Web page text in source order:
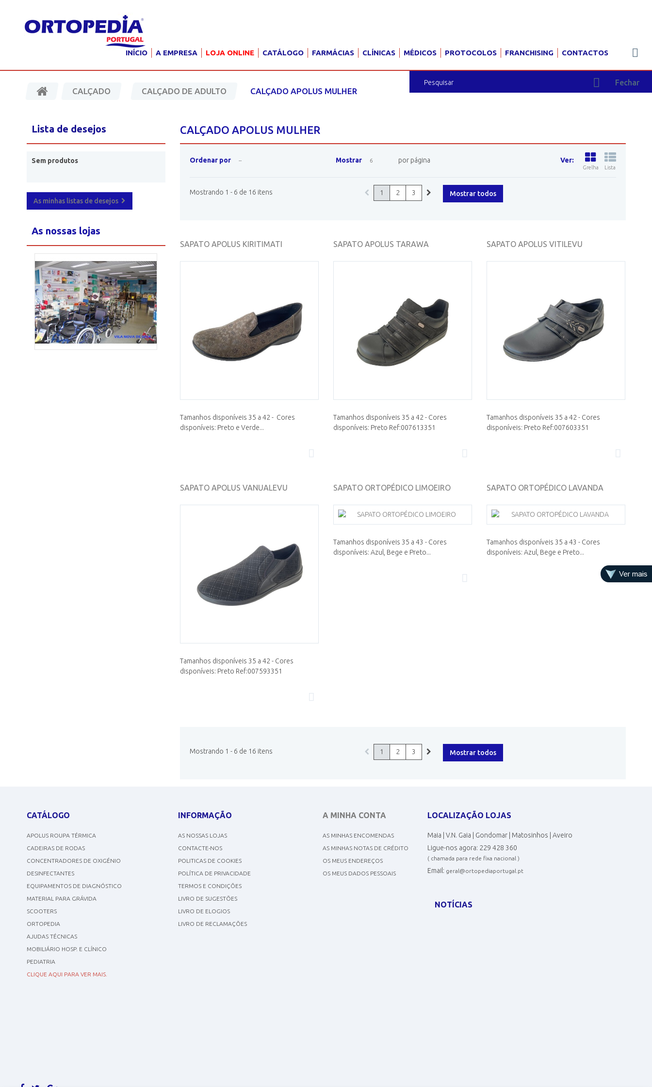
Fechar
INÍCIO A EMPRESA LOJA ONLINE CATÁLOGO FARMÁCIAS CLÍNICAS MÉDICOS PROTOCOLOS FRANCHISING CONTACTOS
CALÇADO CALÇADO DE ADULTO CALÇADO APOLUS MULHER
CALÇADO APOLUS MULHER
Ver:
Grelha Lista
Ordenar por -- Mostrar 6 por página
Mostrar todos
1 2 3
Mostrando 1 - 6 de 16 itens
SAPATO APOLUS KIRITIMATI
Tamanhos disponíveis 35 a 42 - Cores
disponíveis: Preto e Verde...
SAPATO APOLUS TARAWA
Tamanhos disponíveis 35 a 42 - Cores
disponíveis: Preto Ref:007613351
SAPATO APOLUS VITILEVU
Tamanhos disponíveis 35 a 42 - Cores
disponíveis: Preto Ref:007603351
SAPATO APOLUS VANUALEVU
Tamanhos disponíveis 35 a 42 - Cores
disponíveis: Preto Ref:007593351
SAPATO ORTOPÉDICO LIMOEIRO
Tamanhos disponíveis 35 a 43 - Cores
disponíveis: Azul, Bege e Preto...
SAPATO ORTOPÉDICO LAVANDA
Tamanhos disponíveis 35 a 43 - Cores
disponíveis: Azul, Bege e Preto...
Mostrar todos
1 2 3
Mostrando 1 - 6 de 16 itens
Lista de desejos
Sem produtos
As minhas listas de desejos
As nossas lojas
Loja Maia
CATÁLOGO
APOLUS ROUPA TÉRMICA
CADEIRAS DE RODAS
CONCENTRADORES DE OXIGÉNIO
DESINFECTANTES
EQUIPAMENTOS DE DIAGNÓSTICO
MATERIAL PARA GRÁVIDA
SCOOTERS
ORTOPEDIA
AJUDAS TÉCNICAS
MOBILIÁRIO HOSP. E CLÍNICO
PEDIATRIA
CLIQUE AQUI PARA VER MAIS.
INFORMAÇÃO
AS NOSSAS LOJAS
CONTACTE-NOS
POLITICAS DE COOKIES
POLÍTICA DE PRIVACIDADE
TERMOS E CONDIÇÕES
LIVRO DE SUGESTÕES
LIVRO DE ELOGIOS
LIVRO DE RECLAMAÇÕES
A MINHA CONTA
AS MINHAS ENCOMENDAS
AS MINHAS NOTAS DE CRÉDITO
OS MEUS ENDEREÇOS
OS MEUS DADOS PESSOAIS
LOCALIZAÇÃO LOJAS
Maia | V.N. Gaia | Gondomar | Matosinhos | Aveiro
Ligue-nos agora: 229 428 360
( chamada para rede fixa nacional )
Email: geral@ortopediaportugal.pt
NOTÍCIAS